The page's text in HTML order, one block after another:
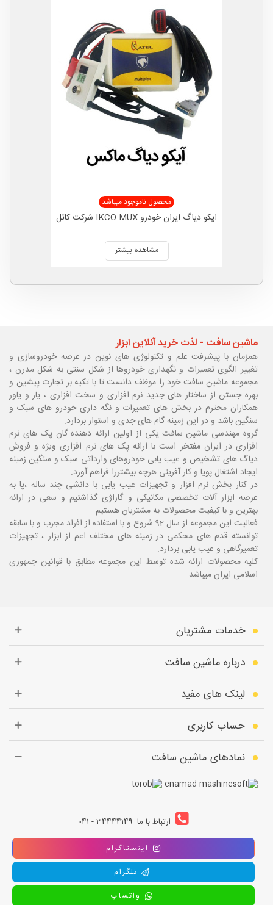
محصول ناموجود میباشد
ایکو دیاگ ایران خودرو IKCO MUX شرکت کاتل
مشاهده بیشتر
ماشین سافت - لذت خرید آنلاین ابزار
همزمان با پیشرفت علم و تکنولوژی های نوین در عرصه خودروسازی و
تغییر الگوی تعمیرات و نگهداری خودروها از شکل سنتی به شکل مدرن ،
مجموعه ماشین سافت خود را موظف دانست تا با تکیه بر تجارت پیشین و
بهره جستن از ساختار های جدید نرم افزاری و سخت افزاری ، یار و یاور
همکاران محترم در بخش های تعمیرات و نگه داری خودرو های سبک و
سنگین باشد و در این زمینه گام های جدی و استوار بردارد.
گروه مهندسی ماشین سافت یکی از اولین ارائه دهنده گان پک های نرم
افزاری در ایران مفتخر است با ارائه پک های نرم افزاری ویژه و فروش
دیاگ های تشخیص و عیب یابی خودروهای وارداتی سبک و سنگین زمینه
ایجاد اشتغال پویا و کار آفرینی هرچه بیشتررا فراهم آورد.
در کنار بخش نرم افزار و تجهیزات عیب یابی با دانشی چند ساله ،پا به
عرصه ابزار آلات تخصصی مکانیکی و گاراژی گذاشتیم و سعی در ارائه
بهترین و با کیفیت محصولات به مشتریان هستیم.
فعالیت این مجموعه از سال 92 شروع و با استفاده از افراد مجرب و با سابقه
توانسته قدم های محکمی در زمینه های مختلف اعم از ابزار ، تجهیزات
تعمیرگاهی و عیب یابی بردارد.
کلیه محصولات ارائه شده توسط این مجموعه مطابق با قوانین جمهوری
اسلامی ایران میباشد.
خدمات مشتریان
درباره ماشین سافت
لینک های مفید
حساب کاربری
نمادهای ماشین سافت
ارتباط با ما: 34444149 - 041
اینستاگرام
تلگرام
واتساپ